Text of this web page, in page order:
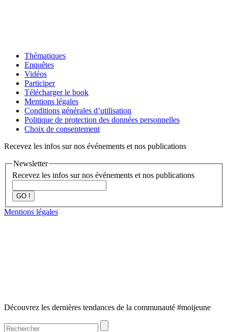
Thématiques
Enquêtes
Vidéos
Participer
Télécharger le book
Mentions légales
Conditions générales d’utilisation
Politique de protection des données personnelles
Choix de consentement
Recevez les infos sur nos événements et nos publications
Newsletter
Recevez les infos sur nos événements et nos publications
GO !
Mentions légales
Découvrez les dernières tendances de la communauté #moijeune